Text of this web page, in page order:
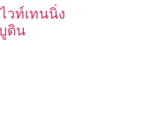
วท์เทนนิ่ง
ติน